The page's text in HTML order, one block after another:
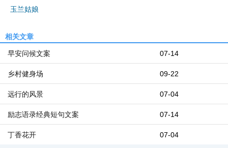
玉兰姑娘
相关文章
07-14
早安问候文案
09-22
乡村健身场
07-04
远行的风景
07-14
励志语录经典短句文案
07-04
丁香花开